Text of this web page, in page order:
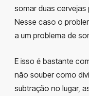
somar duas
Nesse caso o
a um problema de
E isso é bastante
não souber como
subtração no lugar,